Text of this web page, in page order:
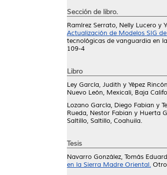
Sección de libro.
Ramírez Serrato, Nelly Lucero y
Actualización de Modelos SIG
tecnológicas de vanguardia en
109-4
Libro
Ley García, Judith y Yépez
Nuevo León, Mexicali, Baja
Lozano García, Diego Fabian y
Rueda, Nestor Fabian y Huerta
Saltillo, Saltillo, Coahuila.
Tesis
Navarro González, Tomás
en la Sierra Madre Oriental.